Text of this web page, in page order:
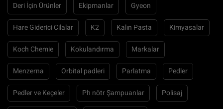
Deri İçin Ürünler Ekipmanlar Gyeon
Hare Giderici Cilalar K2 Kalın Pasta Kimyasalar
Koch Chemie Kokulandırma Markalar
Menzerna Orbital padleri Parlatma Pedler
Pedler ve Keçeler Ph nötr Şampuanlar Polisaj